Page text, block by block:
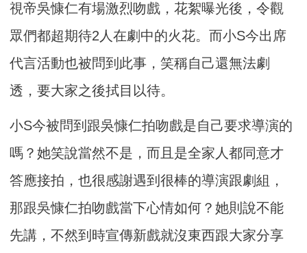
視帝吳慷仁有場激烈吻戲，花絮曝光後，令觀
眾們都超期待2人在劇中的火花。而小S今出席
代言活動也被問到此事，笑稱自己還無法劇
透，要大家之後拭目以待。
小S今被問到跟吳慷仁拍吻戲是自己要求導演的
嗎？她笑說當然不是，而且是全家人都同意才
答應接拍，也很感謝遇到很棒的導演跟劇組，
那跟吳慷仁拍吻戲當下心情如何？她則說不能
先講，不然到時宣傳新戲就沒東西跟大家分享